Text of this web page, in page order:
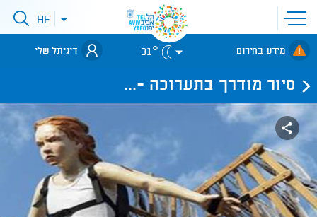
פתיחת
תפריט
אתר
לאתר עיריית
תל-אביב
פתיחתHE
מידע בחירום 31° דיגיתל שלי
סיור מודרך בתערוכה -...